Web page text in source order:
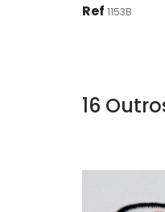
Ref 1153B
16